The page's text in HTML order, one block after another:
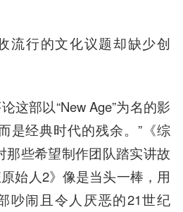
流行的文化议题却缺少创
这部以“New Age”为名的影
是经典时代的残余。”《综
那些希望制作团队踏实讲故
始人2》像是当头一棒，用
吵闹且令人厌恶的21世纪